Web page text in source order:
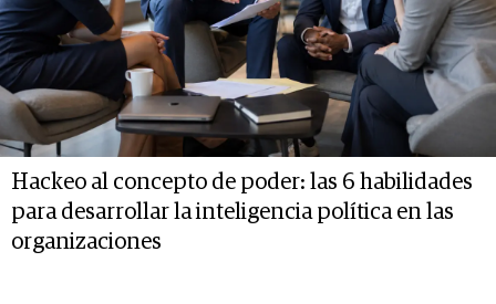
Hackeo al concepto de poder: las 6 habilidades
para desarrollar la inteligencia política en las
organizaciones